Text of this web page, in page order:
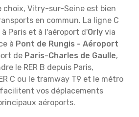
choix, Vitry-sur-Seine est bien
en commun. La ligne C
à Paris et à l'aéroport d'Orly via
à Pont de Rungis - Aéroport
de Paris-Charles de Gaulle,
le RER B depuis Paris,
C ou le tramway T9 et le métro
vos déplacements
aéroports.